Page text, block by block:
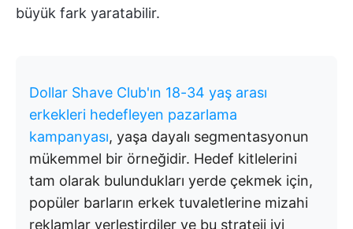
büyük fark yaratabilir.
Dollar Shave Club'ın 18-34 yaş arası
erkekleri hedefleyen pazarlama
kampanyası, yaşa dayalı segmentasyonun
mükemmel bir örneğidir. Hedef kitlelerini
tam olarak bulundukları yerde çekmek için,
popüler barların erkek tuvaletlerine mizahi
reklamlar yerleştirdiler ve bu strateji iyi